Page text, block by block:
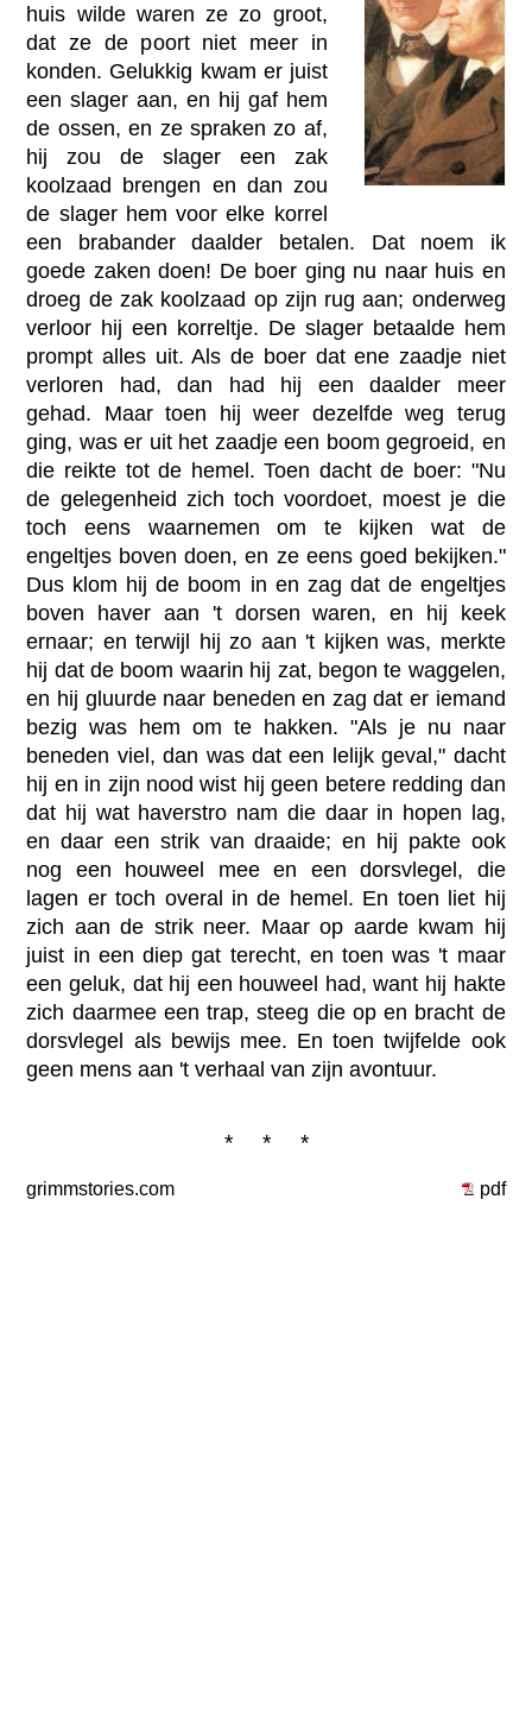
huis wilde waren ze zo groot,
dat ze de poort niet meer in
konden. Gelukkig kwam er juist
een slager aan, en hij gaf hem
de ossen, en ze spraken zo af,
hij zou de slager een zak
koolzaad brengen en dan zou
de slager hem voor elke korrel
een brabander daalder betalen. Dat noem ik
goede zaken doen! De boer ging nu naar huis en
droeg de zak koolzaad op zijn rug aan; onderweg
verloor hij een korreltje. De slager betaalde hem
prompt alles uit. Als de boer dat ene zaadje niet
verloren had, dan had hij een daalder meer
gehad. Maar toen hij weer dezelfde weg terug
ging, was er uit het zaadje een boom gegroeid, en
die reikte tot de hemel. Toen dacht de boer: "Nu
de gelegenheid zich toch voordoet, moest je die
toch eens waarnemen om te kijken wat de
engeltjes boven doen, en ze eens goed bekijken."
Dus klom hij de boom in en zag dat de engeltjes
boven haver aan 't dorsen waren, en hij keek
ernaar; en terwijl hij zo aan 't kijken was, merkte
hij dat de boom waarin hij zat, begon te waggelen,
en hij gluurde naar beneden en zag dat er iemand
bezig was hem om te hakken. "Als je nu naar
beneden viel, dan was dat een lelijk geval," dacht
hij en in zijn nood wist hij geen betere redding dan
dat hij wat haverstro nam die daar in hopen lag,
en daar een strik van draaide; en hij pakte ook
nog een houweel mee en een dorsvlegel, die
lagen er toch overal in de hemel. En toen liet hij
zich aan de strik neer. Maar op aarde kwam hij
juist in een diep gat terecht, en toen was 't maar
een geluk, dat hij een houweel had, want hij hakte
zich daarmee een trap, steeg die op en bracht de
dorsvlegel als bewijs mee. En toen twijfelde ook
geen mens aan 't verhaal van zijn avontuur.
* * *
grimmstories.com pdf